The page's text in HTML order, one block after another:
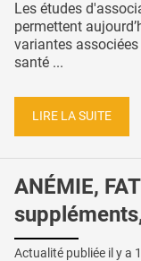
Les études
permettent
variantes
santé ...
LIRE LA SUITE
ANÉMIE,
Actualité publiée il y a